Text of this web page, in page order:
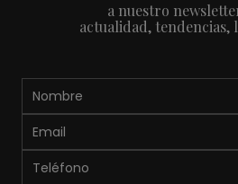
a nuestro
actualidad, tendencias,